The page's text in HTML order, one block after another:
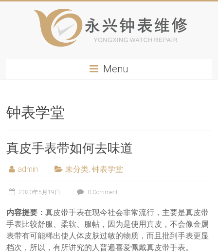
Menu
钟表学堂
真皮手表带如何去味道
admin 未分类,钟表学堂
2020年5月19日 0 Comment
内容提要：真皮带手表在现今社会非常流行，主要是真皮带
手表比较舒服、柔软、服帖，因为是使用真皮，不会像金属
表带有可能稀出使人体皮肤过敏的物质，而且批到手表更显
档次，所以，有所讲究的人普遍喜爱佩戴真皮带手表。